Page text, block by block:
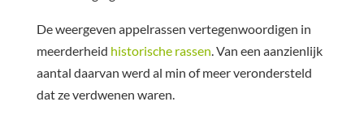
De weergeven appelrassen vertegenwoordigen in
meerderheid historische rassen. Van een aanzienlijk
aantal daarvan werd al min of meer verondersteld
dat ze verdwenen waren.